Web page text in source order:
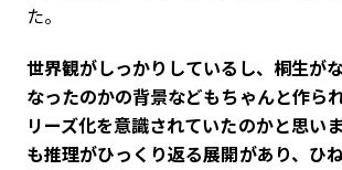
た。
――世界観がしっかりしているし、桐生が
なったのかの背景などもちゃんと作ら
リーズ化を意識されていたのかと思い
も推理がひっくり返る展開があり、ひ